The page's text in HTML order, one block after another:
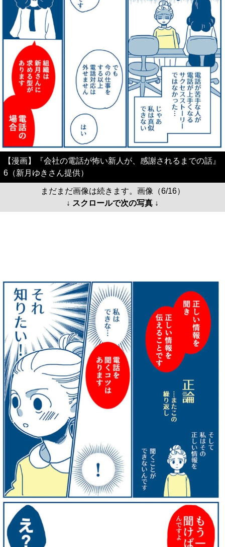
【漫画】『会社の電話が怖い新人が、感謝されるまでの話』
6（新月ゆきさん提供）
まだまだ画像は続きます。画像（6/16）
↓ スクロールで次の写真 ↓